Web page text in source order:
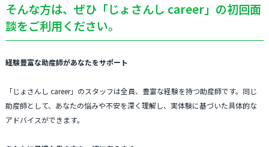
そんな方は、ぜひ「じょさんし career」の初回面
談をご利用ください。
経験豊富な助産師があなたをサポート
「じょさんし career」のスタッフは全員、豊富な経験を持つ助産師です。同じ
助産師として、あなたの悩みや不安を深く理解し、実体験に基づいた具体的な
アドバイスができます。